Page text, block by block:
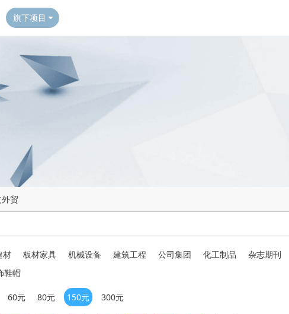
旗下项目
贸
材 板材家具 机械设备 建筑工程 公司集团 化工制品 杂志期刊
鞋帽
60元 80元 150元 300元